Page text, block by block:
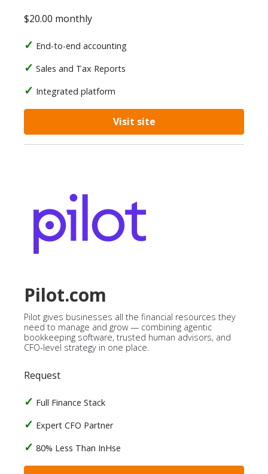
$20.00 monthly
End-to-end accounting
Sales and Tax Reports
Integrated platform
Visit site
Pilot.com
Pilot gives businesses all the financial resources they
need to manage and grow — combining agentic
bookkeeping software, trusted human advisors, and
CFO-level strategy in one place.
Request
Full Finance Stack
Expert CFO Partner
80% Less Than InHse